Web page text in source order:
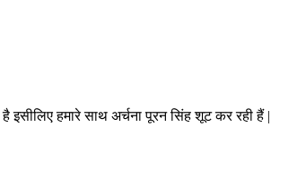
हमारे साथ अर्चना पूरन सिंह शूट कर रही हैं |